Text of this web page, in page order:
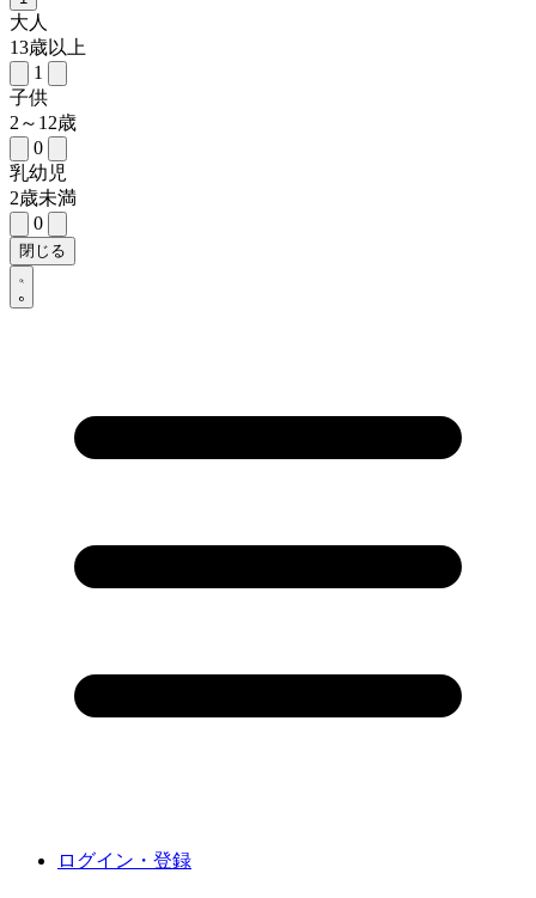
大人
13歳以上
1
子供
2～12歳
0
乳幼児
2歳未満
0
閉じる
ログイン・登録